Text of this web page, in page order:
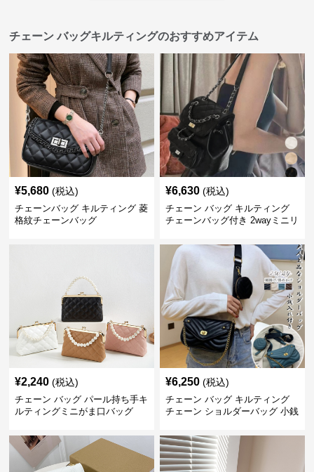
チェーン バッグキルティングのおすすめアイテム
¥5,680 (税込)
チェーンバッグ キルティング 菱
格紋チェーンバッグ
¥6,630 (税込)
チェーン バッグ キルティング
チェーンバッグ付き 2wayミニリ
¥2,240 (税込)
チェーン バッグ パール持ち手キ
ルティングミニがま口バッグ
¥6,250 (税込)
チェーン バッグ キルティング
チェーン ショルダーバッグ 小銭